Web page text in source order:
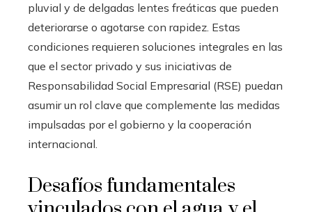
pluvial y de delgadas lentes freáticas que pueden
deteriorarse o agotarse con rapidez. Estas
condiciones requieren soluciones integrales en las
que el sector privado y sus iniciativas de
Responsabilidad Social Empresarial (RSE) puedan
asumir un rol clave que complemente las medidas
impulsadas por el gobierno y la cooperación
internacional.
Desafíos fundamentales